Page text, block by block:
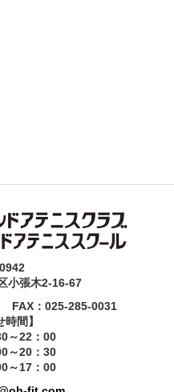
小張木2-16-67
FAX：025-285-0031
時間】
～22：00
～20：30
～17：00